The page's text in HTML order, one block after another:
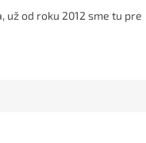
už od roku 2012 sme tu pre